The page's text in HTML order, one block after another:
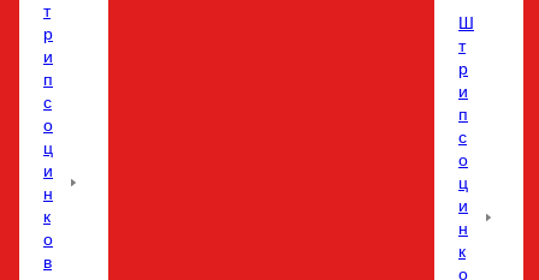
т
р
и
п
с
о
ц
и
н
к
о
в
Ш
т
р
и
п
с
о
ц
и
н
к
о